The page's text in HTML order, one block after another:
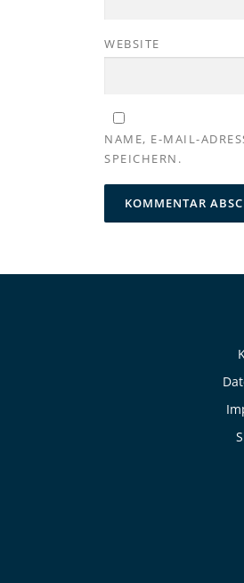
WEBSITE
NAME, E-MAIL-
SPEICHERN.